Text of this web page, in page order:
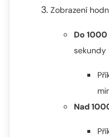
Zobrazení
Do
sekundy
Nad